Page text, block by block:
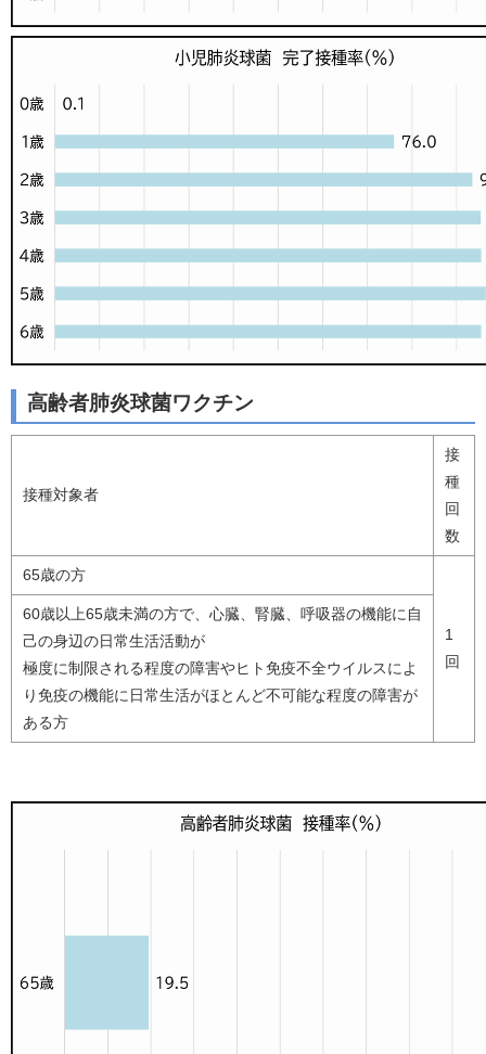
高齢者肺炎球菌ワクチン
接種対象者
接
種
回
数
65歳の方
1
回
60歳以上65歳未満の方で、心臓、腎臓、呼吸器の機能に自
己の身辺の日常生活活動が
極度に制限される程度の障害やヒト免疫不全ウイルスによ
り免疫の機能に日常生活がほとんど不可能な程度の障害が
ある方